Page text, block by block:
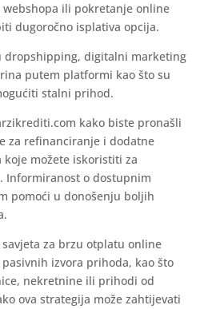
ili pokretanje online
dugoročno isplativa opcija.
dropshipping, digitalni marketing
putem platformi kao što su
stalni prihod.
kako biste pronašli
za refinanciranje i dodatne
možete iskoristiti za
Informiranost o dostupnim
pomoći u donošenju boljih
za brzu otplatu online
izvora prihoda, kao što
nekretnine ili prihodi od
ova strategija može zahtijevati